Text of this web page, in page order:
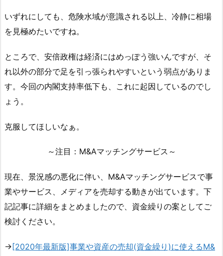
いずれにしても、危険水域が意識される以上、冷静に相場
を見極めたいですね。
ところで、安倍政権は経済にはめっぽう強いんですが、そ
れ以外の部分で足を引っ張られやすいという弱点がありま
す。今回の内閣支持率低下も、これに起因しているのでし
ょう。
克服してほしいなぁ。
～注目：M&Aマッチングサービス～
現在、景況感の悪化に伴い、M&Aマッチングサービスで事
業やサービス、メディアを売却する動きが出ています。下
記記事に詳細をまとめましたので、資金繰りの案としてご
検討ください。
→ [2020年最新版]事業や資産の売却(資金繰り)に使えるM&